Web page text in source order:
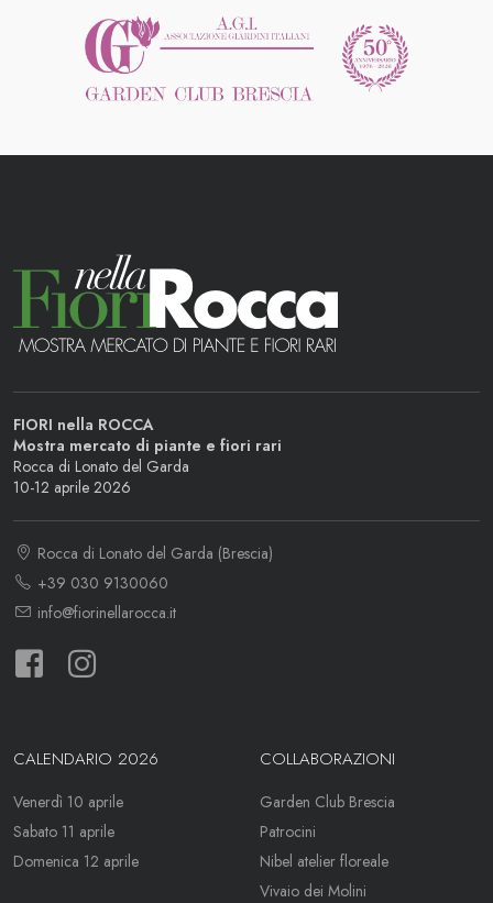
FIORI nella ROCCA
Mostra mercato di piante e fiori rari
Rocca di Lonato del Garda
10-12 aprile 2026
Rocca di Lonato del Garda (Brescia)
+39 030 9130060
info@fiorinellarocca.it
CALENDARIO 2026
Venerdì 10 aprile
Sabato 11 aprile
Domenica 12 aprile
COLLABORAZIONI
Garden Club Brescia
Patrocini
Nibel atelier floreale
Vivaio dei Molini